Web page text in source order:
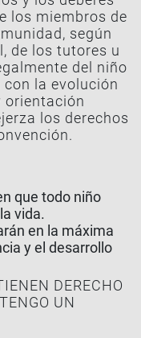
los miembros de
según
de los tutores u
del niño
la evolución
orientación
los derechos
que todo niño
vida.
en la máxima
y el desarrollo
DERECHO
UN